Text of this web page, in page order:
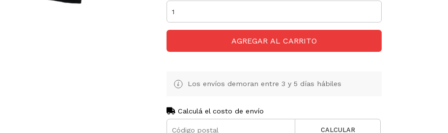
AGREGAR AL CARRITO
Los envíos demoran entre 3 y 5 días hábiles
Calculá el costo de envío
CALCULAR